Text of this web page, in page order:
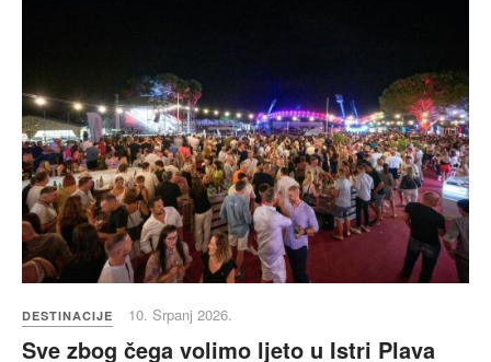
DESTINACIJE 10. Srpanj 2026.
Sve zbog čega volimo ljeto u Istri Plava